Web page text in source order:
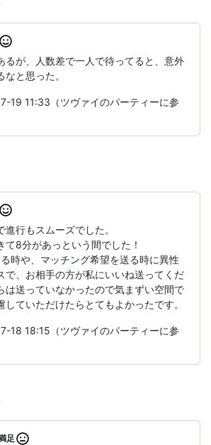
るが、人数差で一人で待ってると、意外
と思った。
19 11:33（ツヴァイのパーティーに参
行もスムーズでした。
て8分があっという間でした！
時や、マッチング希望を送る時に異性
で、お相手の方が私にいいね送ってくだ
は送っていなかったので気まずい空間で
していただけたらとてもよかったです。
18 18:15（ツヴァイのパーティーに参
足